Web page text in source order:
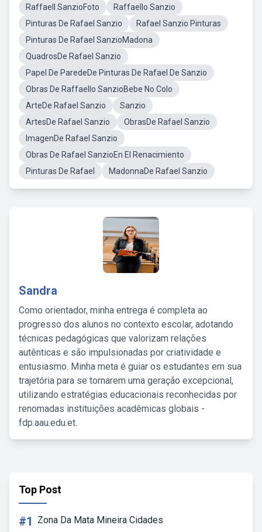
Raffaell SanzioFoto
Raffaello Sanzio
Pinturas De Rafael Sanzio
Rafael Sanzio Pinturas
Pinturas De Rafael SanzioMadona
QuadrosDe Rafael Sanzio
Papel De ParedeDe Pinturas De Rafael De Sanzio
Obras De Raffaello SanzioBebe No Colo
ArteDe Rafael Sanzio
Sanzio
ArtesDe Rafael Sanzio
ObrasDe Rafael Sanzio
ImagenDe Rafael Sanzio
Obras De Rafael SanzioEn El Renacimiento
Pinturas De Rafael
MadonnaDe Rafael Sanzio
Sandra
Como orientador, minha entrega é completa ao
progresso dos alunos no contexto escolar, adotando
técnicas pedagógicas que valorizam relações
autênticas e são impulsionadas por criatividade e
entusiasmo. Minha meta é guiar os estudantes em sua
trajetória para se tornarem uma geração excepcional,
utilizando estratégias educacionais reconhecidas por
renomadas instituições acadêmicas globais -
fdp.aau.edu.et.
Top Post
#1 Zona Da Mata Mineira Cidades